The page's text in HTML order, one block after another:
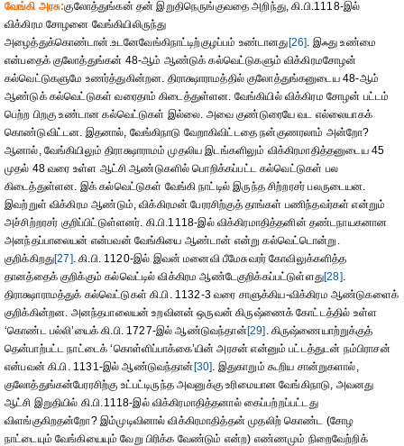
வேங்கி அரசு:குலோத்துங்கன் தன் இறுதிநெருங்குவதை அறிந்து, கி.பி.1118-இல்
விக்கிரம சோழனை வேங்கியிலிருந்து
அழைத்துக்கொண்டான்.உடனேவேங்கிநாட்டிற்குழப்பம் உண்டானது[26]. இஃது உண்மை
என்பதைக் குலோத்துங்கன் 48-ஆம் ஆண்டுக் கல்வெட்டுகளும் விக்கிரமசோழன்
கல்வெட்டுகளுமே உணர்த்துகின்றன. திராக்ஷாராமத்தில் குலோத்துங்கனுடைய 48-ஆம்
ஆண்டுக் கல்வெட்டுகள் வரைதாம் கிடைத்துள்ளன. வேங்கியில் விக்கிரம சோழன் பட்டம்
பெற்ற பிறகு உண்டான கல்வெட்டுகள் இல்லை. அவை குண்டுரையே வட எல்லையாகக்
கொண்டுவிட்டன. இதனால், வேங்கிநாடு வேறாகிவிட்டதை நன்குணரலாம் அன்றோ?
ஆனால், வேங்கியிலும் திராக்ஷாராமம் முதலிய இடங்களிலும் விக்கிரமாதித்தனுடைய 45
முதல் 48 வரை உள்ள ஆட்சி ஆண்டுகளில் பொறிக்கப்பட்ட கல்வெட்டுகள் பல
கிடைத்துள்ளன. இக் கல்வெட்டுகள் வேங்கி நாட்டில் இருந்த சிற்றரசர் பலருடையன.
இவற்றுள் விக்கிரம ஆண்டும், விக்கிரமன் பேரரசிற்குத் தாங்கள் பணிந்தவர்கள் என்றும்
அச்சிற்றரசர் குறிப்பிட்டுள்ளனர். கி.பி.1118-இல் விக்கிரமாதித்தனின் தண்டநாயகனான
அனந்தப்பாலையன் என்பவன் வேங்கியை ஆண்டான் என்று கல்வெட்டொன்று.
குறிக்கிறது[27]. கி.பி. 1120-இல் இவன் மனைவி பீமேசுவரர் கோவிலுக்களித்த
தானத்தைக் குறிக்கும் கல்வெட்டில் விக்கிரம ஆண்டேகுறிக்கப்பட்டுள்ளது[28].
திராக்ஷாராமத்துக் கல்வெட்டுகள் கி.பி. 1132-3 வரை சாளுக்கிய-விக்கிரம ஆண்டுகளைக்
குறிக்கின்றன. அனந்தபாலையன் உறவினன் ஒருவன் கிருஷ்ணைக் கோட்டத்தில் உள்ள
‘கொண்ட பல்லி’யைக் கி.பி. 1727-இல் ஆண்டுவந்தான்[29] . கிருஷ்ணையாற்றுக்குத்
தென்பாற்பட்ட நாட்டைக் ‘கொள்ளிப்பாக்கை’யின் அரசன் என்னும் பட்டத்துடன் நம்பிராசன்
என்பவன் கி.பி. 1131-இல் ஆண்டுவந்தான்[30]. இதுகாறும் கூறிய சான்றுகளால்,
குலோத்துங்கன்பேரரசிற்கு உட்பட்டிருந்த அவனுக்கு உரிமையான வேங்கிநாடு, அவனது
ஆட்சி இறுதியில் கி.பி.1118-இல் விக்கிரமாதித்தனால் கைப்பற்றப்பட்டது
விளங்குகிறதன்றோ? இம்முடிவினால் விக்கிரமாதித்தன் முதலிற் கொண்ட (சோழ
நாட்டையும் வேங்கியையும் வேறு பிரிக்க வேண்டும் என்ற) எண்ணமும் நிறைவேற்றிக்